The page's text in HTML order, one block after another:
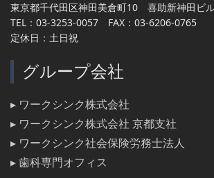
東京都千代田区神田美倉町10 喜助新神田ビ
TEL：03-3253-0057 FAX：03-6206-0765
定休日：土日祝
グループ会社
▸ ワークシンク株式会社
▸ ワークシンク株式会社 京都支社
▸ ワークシンク社会保険労務士法人
▸ 歯科専門オフィス